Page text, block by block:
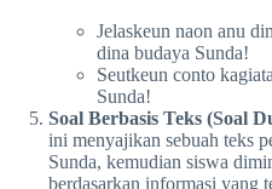
Jelaskeun naon anu
dina budaya Sunda!
Seutkeun conto
Sunda!
Soal Berbasis Teks (Soal
ini menyajikan sebuah teks
Sunda, kemudian siswa
berdasarkan informasi yang